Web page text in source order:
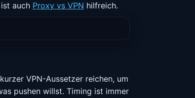
auch Proxy vs VPN hilfreich.
VPN-Aussetzer reichen, um
pushen willst. Timing ist immer